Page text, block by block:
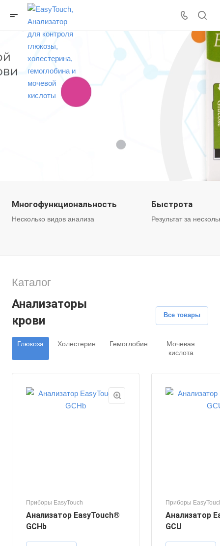
Многофункциональность
Несколько видов анализа
Быстрота
Результат за
Каталог
Анализаторы
крови
Глюкоза Холестерин Гемоглобин
Мочевая
кислота
Все товары
Приборы EasyTouch
Анализатор EasyTouch®
GCHb
Приборы
Анализатор
GCU